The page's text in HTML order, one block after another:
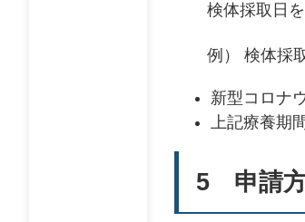
検体採取日を0
例） 検体採取
新型コロナ
上記療養期
5 申請